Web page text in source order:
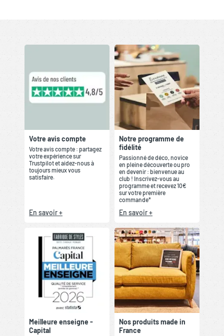
Votre avis compte
Votre avis compte : partagez
votre expérience sur
Trustpilot et aidez-nous à
toujours mieux vous
satisfaire.
En savoir +
Notre programme de
fidélité
Passionné de déco, novice
en pleine découverte ou pro
en devenir : bienvenue au
club ! Inscrivez-vous au
programme et recevez 10€
sur votre première
commande*
En savoir +
Meilleure enseigne -
Capital
Nos produits made in
France